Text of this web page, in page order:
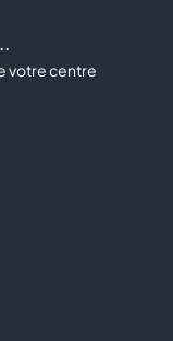
votre centre